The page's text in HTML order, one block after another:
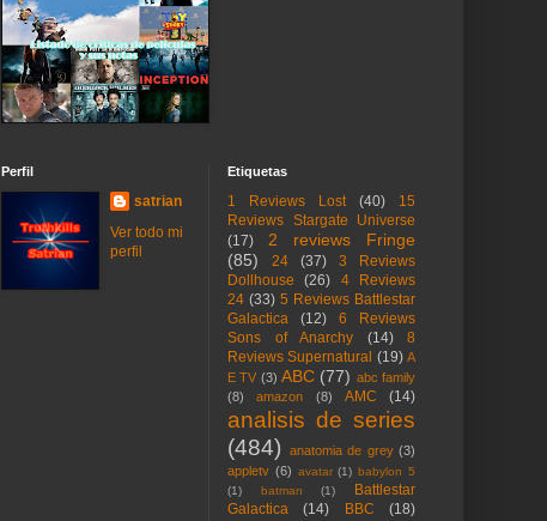
Perfil
satrian
Ver todo mi
perfil
Etiquetas
1 Reviews Lost (40)
15
Reviews Stargate Universe
(17)
2 reviews Fringe
(85)
24 (37)
3 Reviews
Dollhouse
(26)
4 Reviews
24 (33) 5 Reviews Battlestar
Galactica
(12)
6 Reviews
Sons of Anarchy
(14)
8
Reviews Supernatural (19) A
E TV (3) ABC (77) abc family
(8)
amazon (8) AMC (14)
analisis de series
(484)
anatomia de grey (3)
appletv (6) avatar (1) babylon 5
(1)
batman (1)
Battlestar
Galactica
(14) BBC (18)